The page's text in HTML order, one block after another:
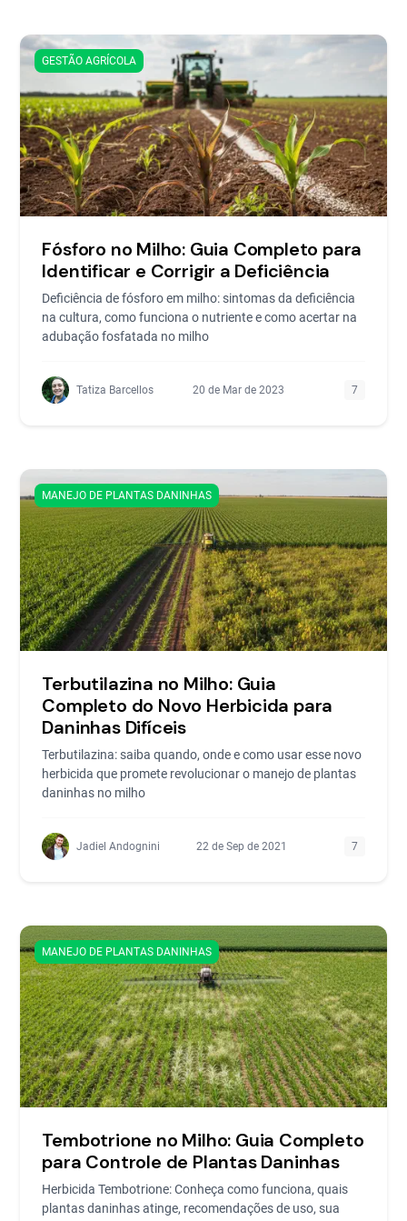
GESTÃO AGRÍCOLA
Fósforo no Milho: Guia Completo para
Identificar e Corrigir a Deficiência
Deficiência de fósforo em milho: sintomas da deficiência
na cultura, como funciona o nutriente e como acertar na
adubação fosfatada no milho
Tatiza Barcellos 20 de Mar de 2023 7
MANEJO DE PLANTAS DANINHAS
Terbutilazina no Milho: Guia
Completo do Novo Herbicida para
Daninhas Difíceis
Terbutilazina: saiba quando, onde e como usar esse novo
herbicida que promete revolucionar o manejo de plantas
daninhas no milho
Jadiel Andognini 22 de Sep de 2021 7
MANEJO DE PLANTAS DANINHAS
Tembotrione no Milho: Guia Completo
para Controle de Plantas Daninhas
Herbicida Tembotrione: Conheça como funciona, quais
plantas daninhas atinge, recomendações de uso, sua